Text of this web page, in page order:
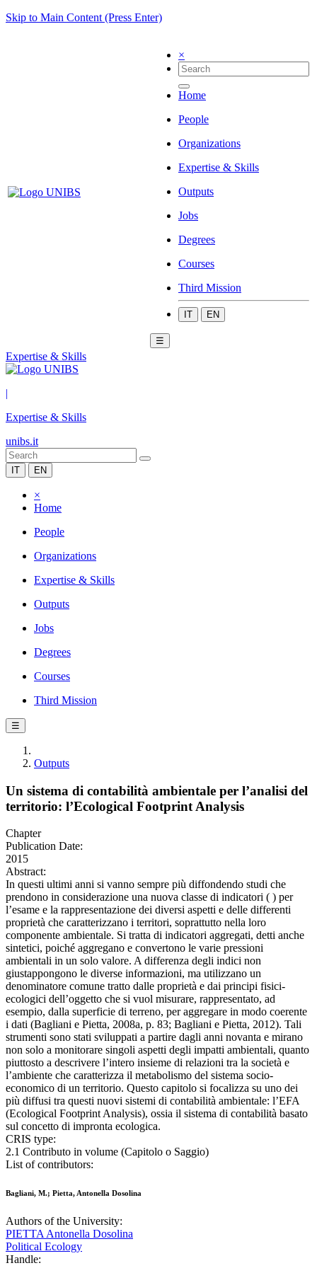
Skip to Main Content (Press Enter)
×
Home
People
Organizations
Expertise & Skills
Outputs
Jobs
Degrees
Courses
Third Mission
IT EN
☰
Expertise & Skills
|
Expertise & Skills
unibs.it
IT EN
×
Home
People
Organizations
Expertise & Skills
Outputs
Jobs
Degrees
Courses
Third Mission
☰
Outputs
Un sistema di contabilità ambientale per l’analisi del
territorio: l’Ecological Footprint Analysis
Chapter
Publication Date:
2015
Abstract:
In questi ultimi anni si vanno sempre più diffondendo studi che
prendono in considerazione una nuova classe di indicatori ( ) per
l’esame e la rappresentazione dei diversi aspetti e delle differenti
proprietà che caratterizzano i territori, soprattutto nella loro
componente ambientale. Si tratta di indicatori aggregati, detti anche
sintetici, poiché aggregano e convertono le varie pressioni
ambientali in un solo valore. A differenza degli indici non
giustappongono le diverse informazioni, ma utilizzano un
denominatore comune tratto dalle proprietà e dai principi fisici-
ecologici dell’oggetto che si vuol misurare, rappresentato, ad
esempio, dalla superficie di terreno, per aggregare in modo coerente
i dati (Bagliani e Pietta, 2008a, p. 83; Bagliani e Pietta, 2012). Tali
strumenti sono stati sviluppati a partire dagli anni novanta e mirano
non solo a monitorare singoli aspetti degli impatti ambientali, quanto
piuttosto a descrivere l’intero insieme di relazioni tra la società e
l’ambiente che caratterizza il metabolismo del sistema socio-
economico di un territorio. Questo capitolo si focalizza su uno dei
più diffusi tra questi nuovi sistemi di contabilità ambientale: l’EFA
(Ecological Footprint Analysis), ossia il sistema di contabilità basato
sul concetto di impronta ecologica.
CRIS type:
2.1 Contributo in volume (Capitolo o Saggio)
List of contributors:
Bagliani, M.; Pietta, Antonella Dosolina
Authors of the University:
PIETTA Antonella Dosolina
Political Ecology
Handle: